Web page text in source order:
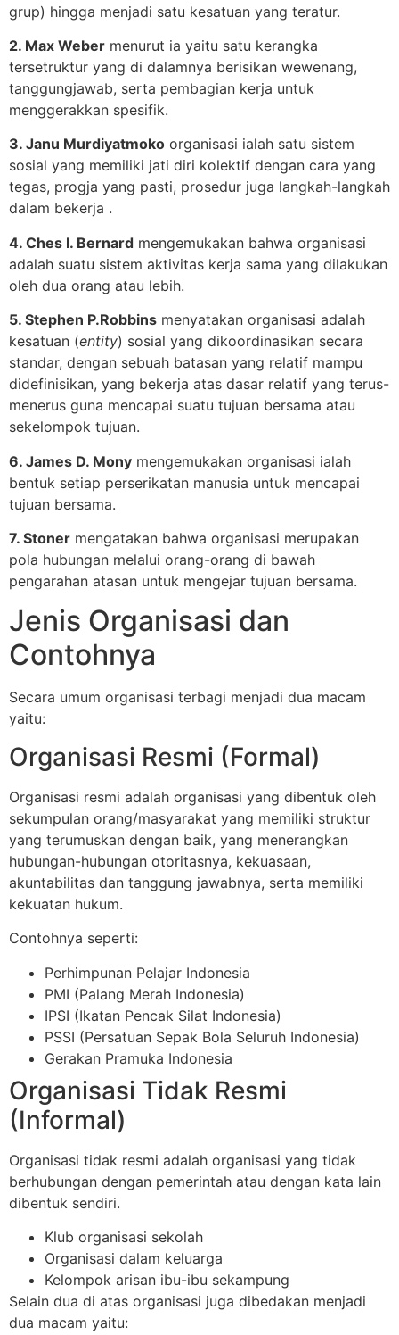
grup) hingga menjadi satu kesatuan yang teratur.
2. Max Weber menurut ia yaitu satu kerangka
tersetruktur yang di dalamnya berisikan wewenang,
tanggungjawab, serta pembagian kerja untuk
menggerakkan spesifik.
3. Janu Murdiyatmoko organisasi ialah satu sistem
sosial yang memiliki jati diri kolektif dengan cara yang
tegas, progja yang pasti, prosedur juga langkah-langkah
dalam bekerja .
4. Ches I. Bernard mengemukakan bahwa organisasi
adalah suatu sistem aktivitas kerja sama yang dilakukan
oleh dua orang atau lebih.
5. Stephen P.Robbins menyatakan organisasi adalah
kesatuan (entity) sosial yang dikoordinasikan secara
standar, dengan sebuah batasan yang relatif mampu
didefinisikan, yang bekerja atas dasar relatif yang terus-
menerus guna mencapai suatu tujuan bersama atau
sekelompok tujuan.
6. James D. Mony mengemukakan organisasi ialah
bentuk setiap perserikatan manusia untuk mencapai
tujuan bersama.
7. Stoner mengatakan bahwa organisasi merupakan
pola hubungan melalui orang-orang di bawah
pengarahan atasan untuk mengejar tujuan bersama.
Jenis Organisasi dan
Contohnya
Secara umum organisasi terbagi menjadi dua macam
yaitu:
Organisasi Resmi (Formal)
Organisasi resmi adalah organisasi yang dibentuk oleh
sekumpulan orang/masyarakat yang memiliki struktur
yang terumuskan dengan baik, yang menerangkan
hubungan-hubungan otoritasnya, kekuasaan,
akuntabilitas dan tanggung jawabnya, serta memiliki
kekuatan hukum.
Contohnya seperti:
Perhimpunan Pelajar Indonesia
PMI (Palang Merah Indonesia)
IPSI (Ikatan Pencak Silat Indonesia)
PSSI (Persatuan Sepak Bola Seluruh Indonesia)
Gerakan Pramuka Indonesia
Organisasi Tidak Resmi
(Informal)
Organisasi tidak resmi adalah organisasi yang tidak
berhubungan dengan pemerintah atau dengan kata lain
dibentuk sendiri.
Klub organisasi sekolah
Organisasi dalam keluarga
Kelompok arisan ibu-ibu sekampung
Selain dua di atas organisasi juga dibedakan menjadi
dua macam yaitu: